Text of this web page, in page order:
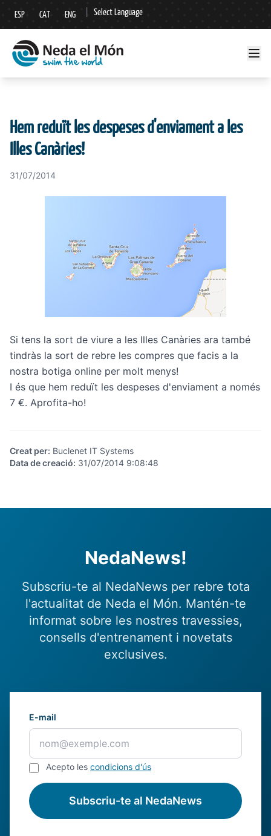
ESP CAT ENG Select Language
▼
Hem reduït les despeses d'enviament a les
Illes Canàries!
31/07/2014
Si tens la sort de viure a les Illes Canàries ara també
tindràs la sort de rebre les compres que facis a la
nostra botiga online per molt menys!
I és que hem reduït les despeses d'enviament a només
7 €. Aprofita-ho!
Creat per: Buclenet IT Systems
Data de creació: 31/07/2014 9:08:48
NedaNews!
Subscriu-te al NedaNews per rebre tota
l'actualitat de Neda el Món. Mantén-te
informat sobre les nostres travessies,
consells d'entrenament i novetats
exclusives.
E-mail
Acepto les condicions d'ús
Subscriu-te al NedaNews